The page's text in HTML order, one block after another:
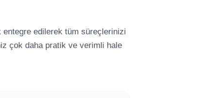
entegre edilerek tüm süreçlerinizi
çok daha pratik ve verimli hale